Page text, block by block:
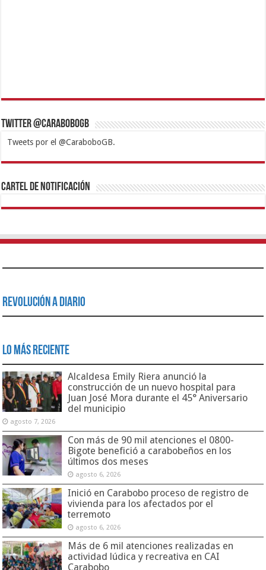
Twitter @CaraboboGB
Tweets por el @CaraboboGB.
1xbetBetturkeyBetistKralbetSupertotobetTipobetMatadorbetMariobet
https://mvbcasino.com/
Cartel de Notificación
Revolución a Diario
Lo Más Reciente
Alcaldesa Emily Riera anunció la
construcción de un nuevo hospital para
Juan José Mora durante el 45° Aniversario
del municipio
agosto 7, 2026
Con más de 90 mil atenciones el 0800-
Bigote benefició a carabobeños en los
últimos dos meses
agosto 6, 2026
Inició en Carabobo proceso de registro de
vivienda para los afectados por el
terremoto
agosto 6, 2026
Más de 6 mil atenciones realizadas en
actividad lúdica y recreativa en CAI
Carabobo